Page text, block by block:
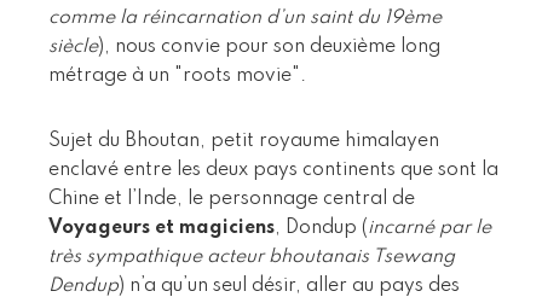
comme la réincarnation d’un saint du 19ème
siècle), nous convie pour son deuxième long
métrage à un "roots movie".
Sujet du Bhoutan, petit royaume himalayen
enclavé entre les deux pays continents que sont la
Chine et l’Inde, le personnage central de
Voyageurs et magiciens, Dondup (incarné par le
très sympathique acteur bhoutanais Tsewang
Dendup) n’a qu’un seul désir, aller au pays des